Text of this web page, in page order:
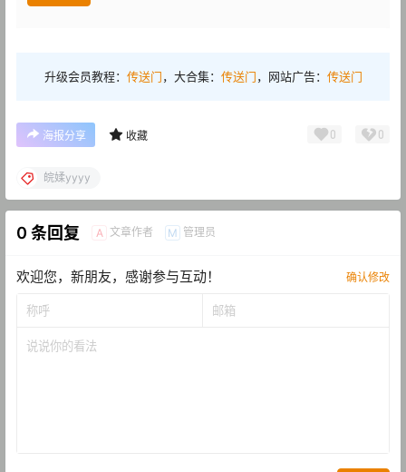
升级会员教程： 传送门，大合集： 传送门，网站广告： 传送门
海报分享 收藏 0 0
皖媃yyyy
0 条回复 A 文章作者 M 管理员
欢迎您，新朋友，感谢参与互动！ 确认修改